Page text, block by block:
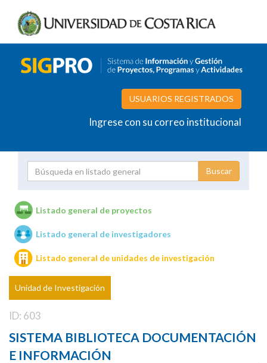
USUARIOS REGISTRADOS
Ingrese con su correo institucional
Unidades de investigación
Listado general de proyectos
Listado general de investigadores
Listado general de unidades de investigación
Unidad de Investigación
ID: 603
SISTEMA BIBLIOTECA DOCUMENTACIÓN
E INFORMACIÓN